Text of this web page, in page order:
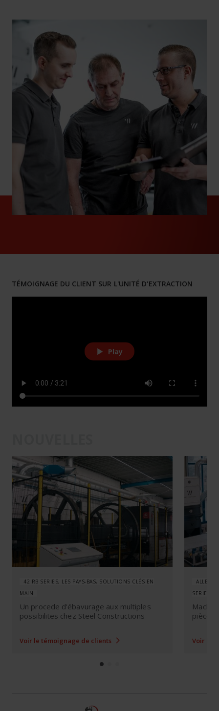
TÉMOIGNAGE DU CLIENT SUR L'UNITÉ D'EXTRACTION
Play
42 RB SERIES, LES PAYS-BAS, SOLUTIONS CLÉS EN
MAIN
Un procede d'ébavurage aux multiples
possibilites chez Steel Constructions
Voir le témoignage de clients
SERIES
pièces
Voir le